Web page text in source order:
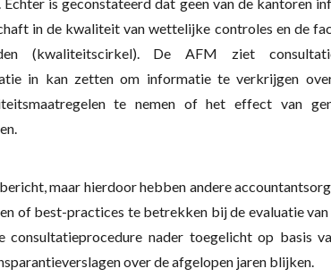
in de kwaliteit van wettelijke controles en de
(kwaliteitscirkel). De AFM ziet
in kan zetten om informatie te verkrijgen
te nemen of het effect van
maar hierdoor hebben andere
of best-practices te betrekken bij de evaluatie
nader toegelicht op basis
over de afgelopen jaren blijken.